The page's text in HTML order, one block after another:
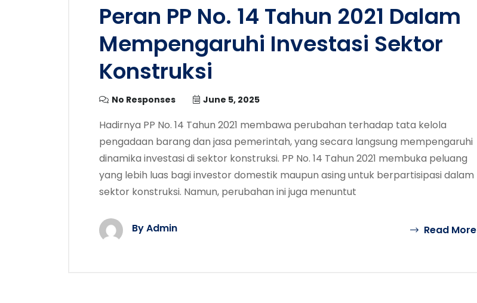
Peran PP No. 14 Tahun 2021 Dalam
Mempengaruhi Investasi Sektor
Konstruksi
No Responses June 5, 2025
Hadirnya PP No. 14 Tahun 2021 membawa perubahan terhadap tata kelola
pengadaan barang dan jasa pemerintah, yang secara langsung mempengaruhi
dinamika investasi di sektor konstruksi. PP No. 14 Tahun 2021 membuka peluang
yang lebih luas bagi investor domestik maupun asing untuk berpartisipasi dalam
sektor konstruksi. Namun, perubahan ini juga menuntut
By Admin Read More